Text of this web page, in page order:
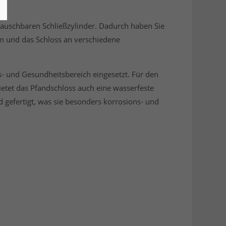
Schließzylinder. Dadurch haben Sie
und das Schloss an verschiedene
und Gesundheitsbereich eingesetzt. Für den
das Pfandschloss auch eine wasserfeste
gefertigt, was sie besonders korrosions- und